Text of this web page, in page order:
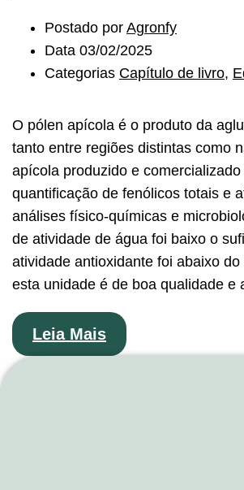
Postado por Agronfy
Data 03/02/2025
Categorias Capítulo de livro,
O pólen apícola é o produto da
tanto entre regiões distintas como
apícola produzido e
quantificação de fenólicos totais e
análises físico-químicas e
de atividade de água foi baixo o
atividade antioxidante foi abaixo
esta unidade é de boa qualidade e
Leia Mais